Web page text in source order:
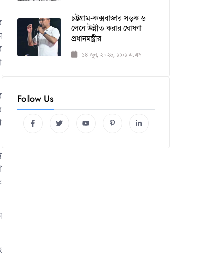
চট্টগ্রাম-কক্সবাজার সড়ক ৬
লেনে উন্নীত করার ঘোষণা
প্রধানমন্ত্রীর
১৪ জুন, ২০২৬, ১:০১ এ.এম
Follow Us